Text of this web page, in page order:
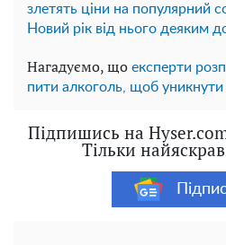
злетять ціни на популярний
Новий рік від нього деяким
Нагадуємо, що експерти
пити алкоголь, щоб уникнути
Підпишись на
Тільки